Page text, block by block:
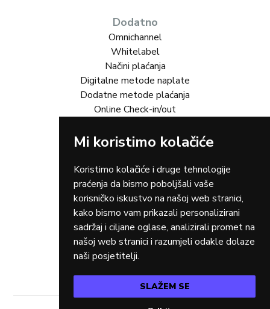
Mi koristimo kolačiće
Koristimo kolačiće i druge tehnologije
praćenja da bismo poboljšali vaše
korisničko iskustvo na našoj web stranici,
kako bismo vam prikazali personalizirani
sadržaj i ciljane oglase, analizirali promet na
našoj web stranici i razumjeli odakle dolaze
naši posjetitelji.
SLAŽEM SE
Dodatno
Omnichannel
Whitelabel
Načini plaćanja
Digitalne metode naplate
Dodatne metode plaćanja
Online Check-in/out
Rješenja za vas
Turizam
Gastro
Rent-a-car
Dostava
Zdravstvo
Osiguranja
Taxi